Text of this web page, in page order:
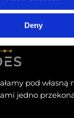
Deny
pod własną
jedno